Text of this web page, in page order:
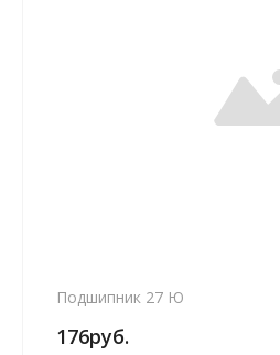
Подшипник 27 Ю
176руб.